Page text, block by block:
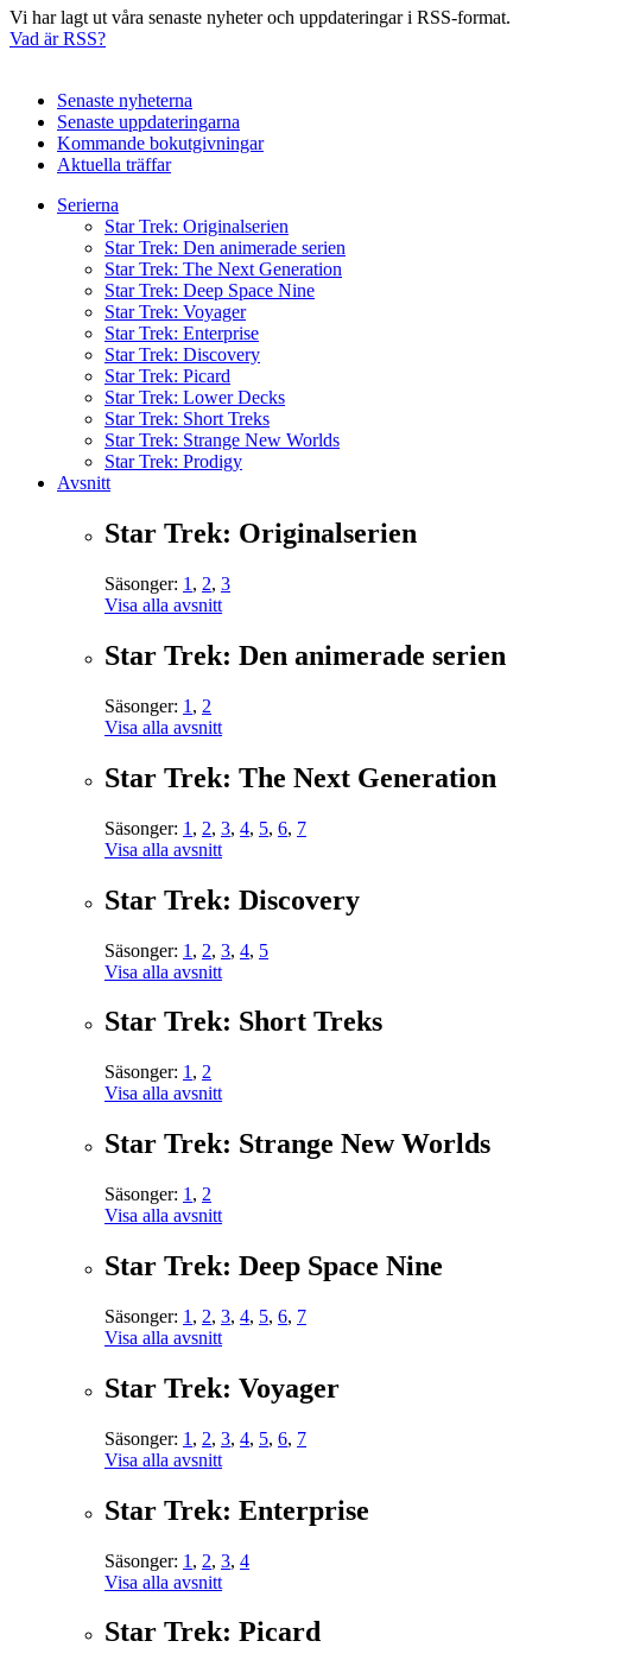
Vi har lagt ut våra senaste nyheter och uppdateringar i RSS-format.
Vad är RSS?
Senaste nyheterna
Senaste uppdateringarna
Kommande bokutgivningar
Aktuella träffar
Serierna
Star Trek: Originalserien
Star Trek: Den animerade serien
Star Trek: The Next Generation
Star Trek: Deep Space Nine
Star Trek: Voyager
Star Trek: Enterprise
Star Trek: Discovery
Star Trek: Picard
Star Trek: Lower Decks
Star Trek: Short Treks
Star Trek: Strange New Worlds
Star Trek: Prodigy
Avsnitt
Star Trek: Originalserien
Säsonger: 1 , 2, 3
Visa alla avsnitt
Star Trek: Den animerade serien
Säsonger: 1 , 2
Visa alla avsnitt
Star Trek: The Next Generation
Säsonger: 1 , 2, 3, 4, 5, 6, 7
Visa alla avsnitt
Star Trek: Discovery
Säsonger: 1 , 2, 3, 4, 5
Visa alla avsnitt
Star Trek: Short Treks
Säsonger: 1 , 2
Visa alla avsnitt
Star Trek: Strange New Worlds
Säsonger: 1 , 2
Visa alla avsnitt
Star Trek: Deep Space Nine
Säsonger: 1 , 2, 3, 4, 5, 6, 7
Visa alla avsnitt
Star Trek: Voyager
Säsonger: 1 , 2, 3, 4, 5, 6, 7
Visa alla avsnitt
Star Trek: Enterprise
Säsonger: 1 , 2, 3, 4
Visa alla avsnitt
Star Trek: Picard